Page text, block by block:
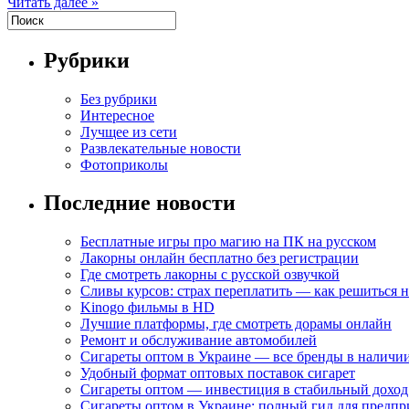
Рубрики
Без рубрики
Интересное
Лучщее из сети
Развлекательные новости
Фотоприколы
Последние новости
Бесплатные игры про магию на ПК на русском
Лакорны онлайн бесплатно без регистрации
Где смотреть лакорны с русской озвучкой
Сливы курсов: страх переплатить — как решиться
Kinogo фильмы в HD
Лучшие платформы, где смотреть дорамы онлайн
Ремонт и обслуживание автомобилей
Сигареты оптом в Украине — все бренды в
Удобный формат оптовых поставок сигарет
Сигареты оптом — инвестиция в стабильный доход